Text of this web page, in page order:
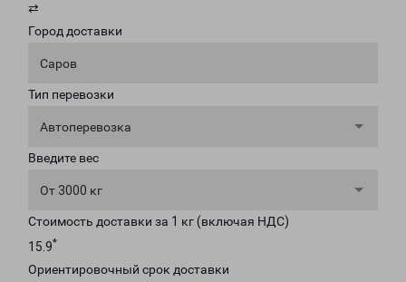
⇄
Город доставки
Саров
Тип перевозки
Автоперевозка
Введите вес
От 3000 кг
Стоимость доставки за 1 кг (включая НДС)
15.9*
Ориентировочный срок доставки